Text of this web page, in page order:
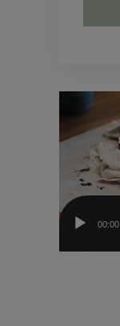
Video-
00:00